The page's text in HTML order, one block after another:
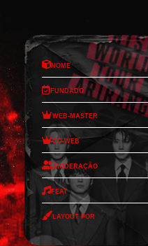
Nome
Fundado
Web-Master
Co-Web
Moderação
Feat
Layout por